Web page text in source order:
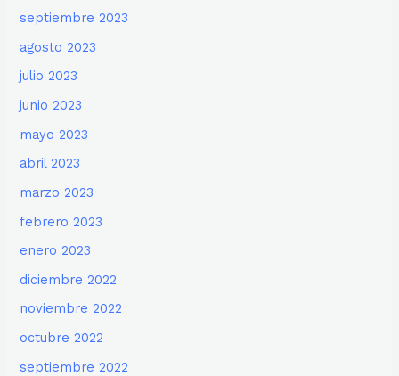
septiembre 2023
agosto 2023
julio 2023
junio 2023
mayo 2023
abril 2023
marzo 2023
febrero 2023
enero 2023
diciembre 2022
noviembre 2022
octubre 2022
septiembre 2022